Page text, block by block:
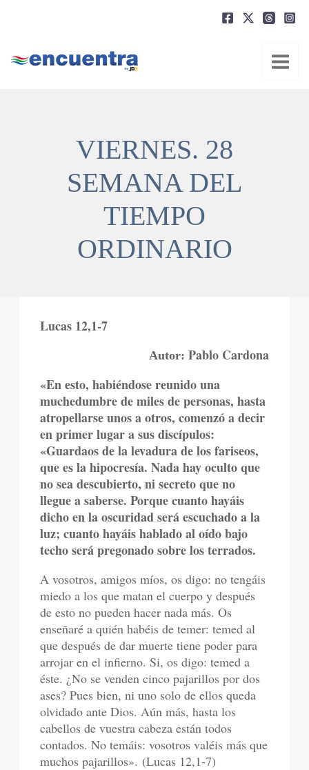
VIERNES. 28
SEMANA DEL
TIEMPO
ORDINARIO
Lucas 12,1-7
Autor: Pablo Cardona
«En esto, habiéndose reunido una
muchedumbre de miles de personas, hasta
atropellarse unos a otros, comenzó a decir
en primer lugar a sus discípulos:
«Guardaos de la levadura de los fariseos,
que es la hipocresía. Nada hay oculto que
no sea descubierto, ni secreto que no
llegue a saberse. Porque cuanto hayáis
dicho en la oscuridad será escuchado a la
luz; cuanto hayáis hablado al oído bajo
techo será pregonado sobre los terrados.
A vosotros, amigos míos, os digo: no tengáis
miedo a los que matan el cuerpo y después
de esto no pueden hacer nada más. Os
enseñaré a quién habéis de temer: temed al
que después de dar muerte tiene poder para
arrojar en el infierno. Si, os digo: temed a
éste. ¿No se venden cinco pajarillos por dos
ases? Pues bien, ni uno solo de ellos queda
olvidado ante Dios. Aún más, hasta los
cabellos de vuestra cabeza están todos
contados. No temáis: vosotros valéis más que
muchos pajarillos». (Lucas 12,1-7)